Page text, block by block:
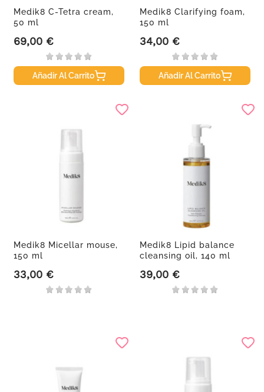
Medik8 C-Tetra cream,
50 ml
Precio
69,00 €
Añadir Al Carrito
Medik8 Clarifying foam,
150 ml
Precio
34,00 €
Añadir Al Carrito
Medik8 Micellar mouse,
150 ml
Precio
33,00 €
Medik8 Lipid balance
cleansing oil, 140 ml
Precio
39,00 €